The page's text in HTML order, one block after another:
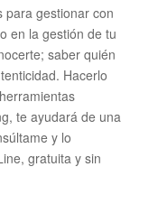
para gestionar con
en la gestión de tu
saber quién
Hacerlo
te ayudará de una
y lo
gratuita y sin